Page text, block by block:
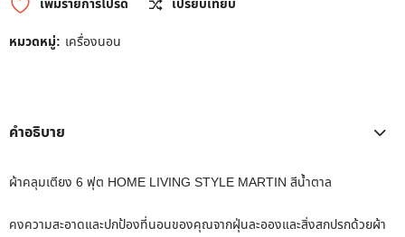
หมวดหมู่: เครื่องนอน
คำอธิบาย
ผ้าคลุมเตียง 6 ฟุต HOME LIVING STYLE MARTIN สีน้ำตาล
คงความสะอาดและปกป้องที่นอนของคุณจากฝุ่นละอองและสิ่งสกปรกด้วยผ้า